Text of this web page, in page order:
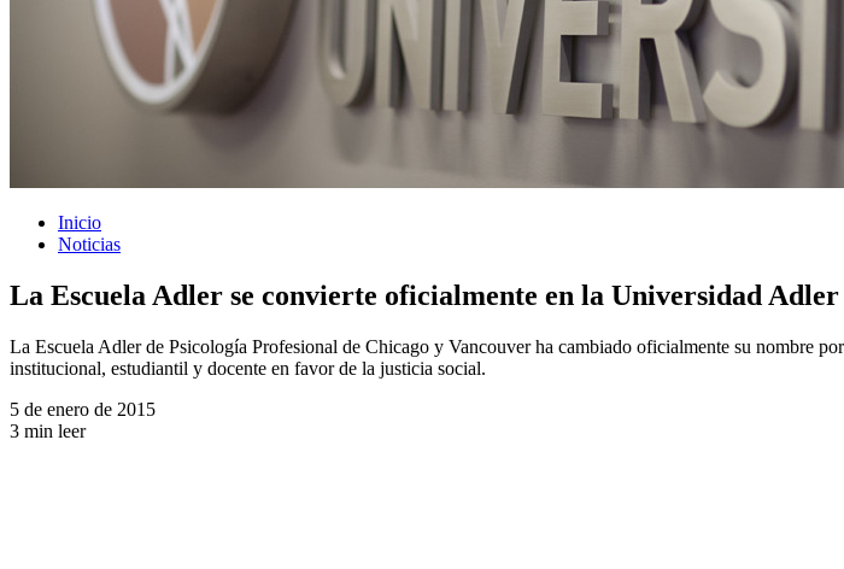
Inicio
Noticias
La Escuela Adler se convierte oficialmente en la Universidad Adler
La Escuela Adler de Psicología Profesional de Chicago y Vancouver ha cambiado oficialmente su nombre
institucional, estudiantil y docente en favor de la justicia social.
5 de enero de 2015
3 min leer